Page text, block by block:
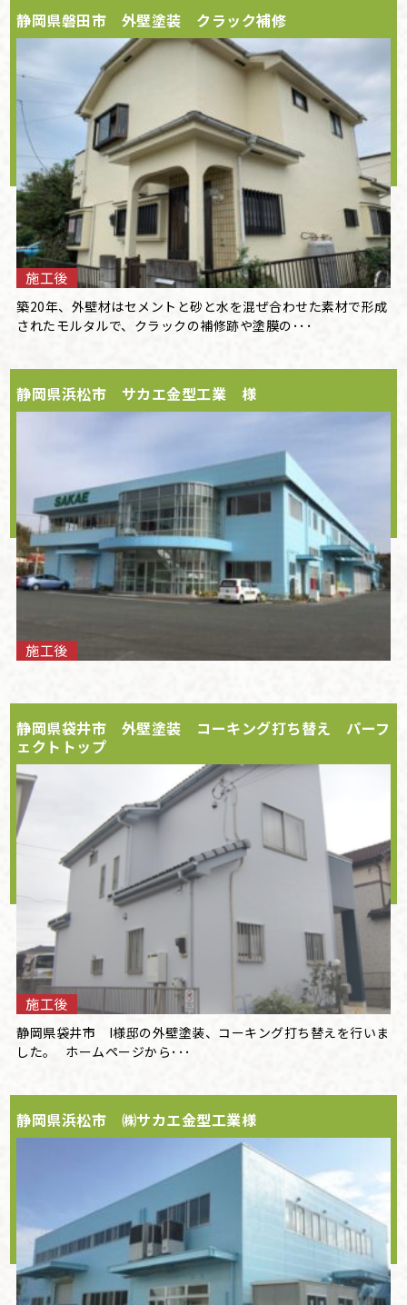
静岡県磐田市 外壁塗装 クラック補修
施工後
築20年、外壁材はセメントと砂と水を混ぜ合わせた素材で形成
されたモルタルで、クラックの補修跡や塗膜の･･･
静岡県浜松市 サカエ金型工業 様
施工後
静岡県袋井市 外壁塗装 コーキング打ち替え パーフ
ェクトトップ
施工後
静岡県袋井市 I様邸の外壁塗装、コーキング打ち替えを行いま
した。 ホームページから･･･
静岡県浜松市 ㈱サカエ金型工業様